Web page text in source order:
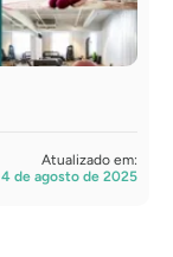
Atualizado em:
4 de agosto de 2025